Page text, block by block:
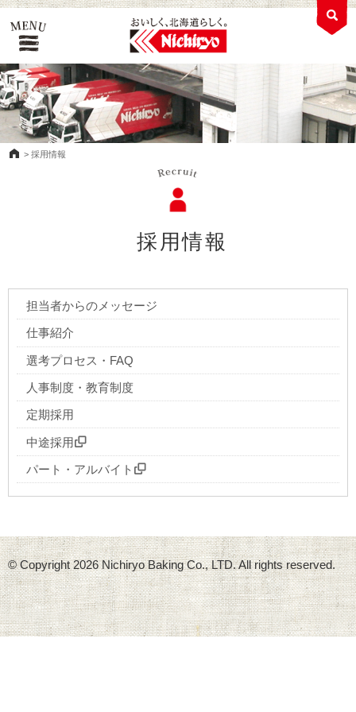
> 採用情報
採用情報
担当者からのメッセージ
仕事紹介
選考プロセス・FAQ
人事制度・教育制度
定期採用
中途採用
パート・アルバイト
© Copyright2026 Nichiryo Baking Co., LTD. All rights reserved.